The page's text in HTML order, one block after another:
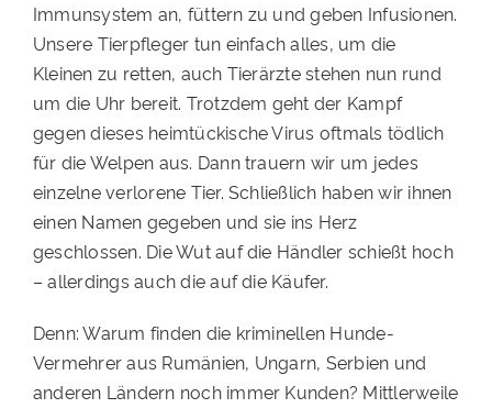
Immunsystem an, füttern zu und geben Infusionen.
Unsere Tierpfleger tun einfach alles, um die
Kleinen zu retten, auch Tierärzte stehen nun rund
um die Uhr bereit. Trotzdem geht der Kampf
gegen dieses heimtückische Virus oftmals tödlich
für die Welpen aus. Dann trauern wir um jedes
einzelne verlorene Tier. Schließlich haben wir ihnen
einen Namen gegeben und sie ins Herz
geschlossen. Die Wut auf die Händler schießt hoch
– allerdings auch die auf die Käufer.
Denn: Warum finden die kriminellen Hunde-
Vermehrer aus Rumänien, Ungarn, Serbien und
anderen Ländern noch immer Kunden? Mittlerweile